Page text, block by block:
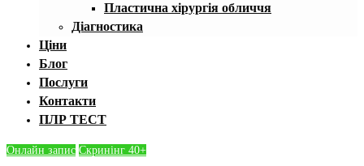
Пластична хірургія обличчя
Діагностика
Ціни
Блог
Послуги
Контакти
ПЛР ТЕСТ
Онлайн запис Скринінг 40+